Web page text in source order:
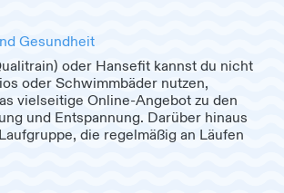
Gesundheit
oder Hansefit kannst du nicht
oder Schwimmbäder nutzen,
vielseitige Online-Angebot zu den
und Entspannung. Darüber hinaus
die regelmäßig an Läufen